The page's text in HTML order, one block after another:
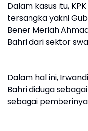
Dalam kasus itu,
tersangka yakni
Bener Meriah
Bahri dari sektor
Dalam hal ini,
Bahri diduga
sebagai pemberinya.